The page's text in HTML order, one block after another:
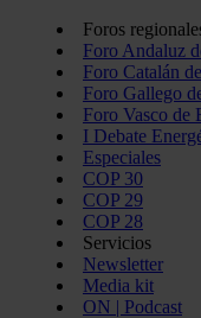
Foros
Foro Andaluz
Foro Catalán
Foro Gallego
Foro Vasco de
I Debate
Especiales
COP 30
COP 29
COP 28
Servicios
Newsletter
Media kit
ON | Podcast